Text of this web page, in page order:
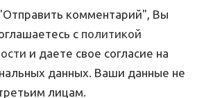
комментарий", Вы
с политикой
и даете свое согласие на
данных. Ваши данные не
лицам.